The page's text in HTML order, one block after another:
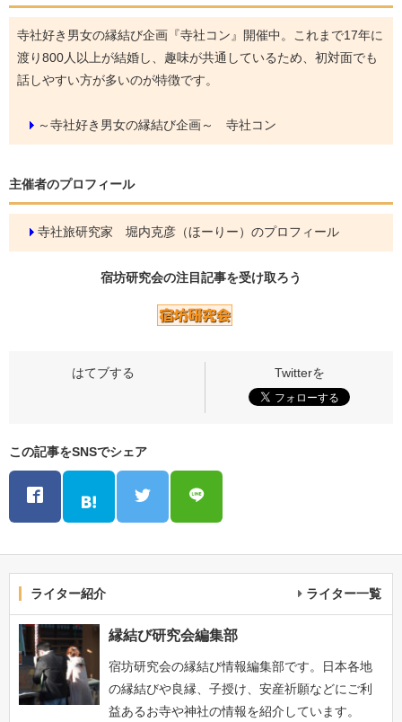
寺社好き男女の縁結び企画『寺社コン』開催中。これまで17年に
渡り800人以上が結婚し、趣味が共通しているため、初対面でも
話しやすい方が多いのが特徴です。
～寺社好き男女の縁結び企画～ 寺社コン
主催者のプロフィール
寺社旅研究家 堀内克彦（ほーりー）のプロフィール
宿坊研究会の注目記事を受け取ろう
この記事をSNSでシェア
ライター紹介 ライター一覧
縁結び研究会編集部
宿坊研究会の縁結び情報編集部です。日本各地
の縁結びや良縁、子授け、安産祈願などにご利
益あるお寺や神社の情報を紹介しています。